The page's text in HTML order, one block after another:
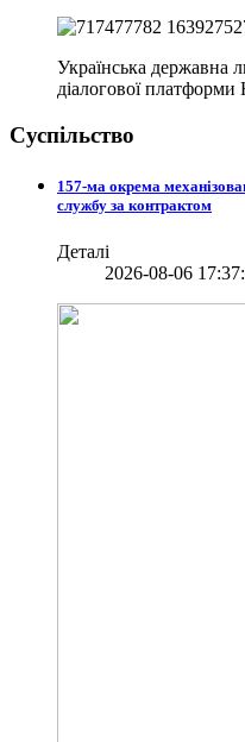
Українська державна
діалогової
Суспільство
157-ма окрема
службу за контрактом
Деталі
2026-08-06